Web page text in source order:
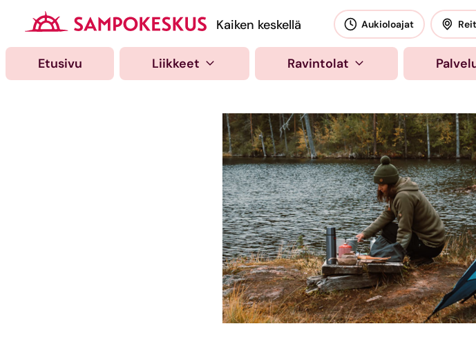
sisältöön
Kauppakeskus Sampokeskus
Kaiken keskellä
Etusivu Liikkeet Ravintolat
Aukioloajat